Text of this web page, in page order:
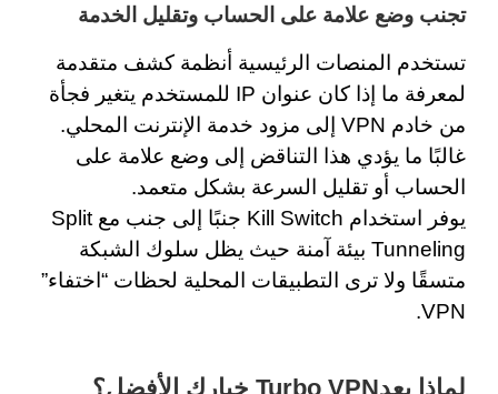
تجنب وضع علامة على الحساب وتقليل الخدمة
تستخدم المنصات الرئيسية أنظمة كشف متقدمة
لمعرفة ما إذا كان عنوان IP للمستخدم يتغير فجأة
من خادم VPN إلى مزود خدمة الإنترنت المحلي.
غالبًا ما يؤدي هذا التناقض إلى وضع علامة على
الحساب أو تقليل السرعة بشكل متعمد.
يوفر استخدام Kill Switch جنبًا إلى جنب مع Split
Tunneling بيئة آمنة حيث يظل سلوك الشبكة
متسقًا ولا ترى التطبيقات المحلية لحظات “اختفاء”
VPN.